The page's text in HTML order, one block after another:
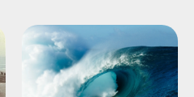
prática em esporte e indústria.